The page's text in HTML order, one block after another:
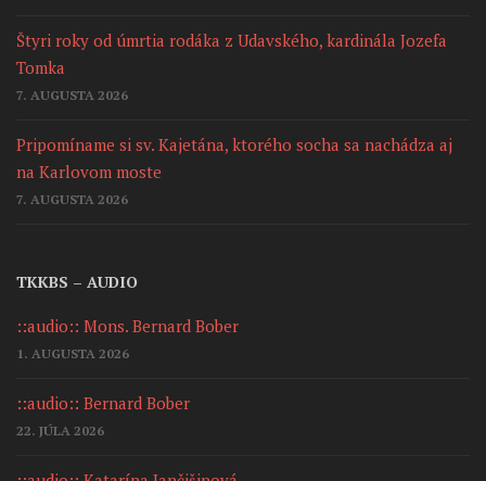
Štyri roky od úmrtia rodáka z Udavského, kardinála Jozefa
Tomka
7. AUGUSTA 2026
Pripomíname si sv. Kajetána, ktorého socha sa nachádza aj
na Karlovom moste
7. AUGUSTA 2026
TKKBS – AUDIO
::audio:: Mons. Bernard Bober
1. AUGUSTA 2026
::audio:: Bernard Bober
22. JÚLA 2026